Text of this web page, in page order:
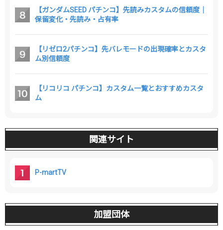
【ガンダムSEED パチンコ】先読みカスタムの信頼度｜
保留変化・先読み・占有率
【リゼロ2パチンコ】先バレモードの出現確率とカスタ
ム別信頼度
【リコリコ パチンコ】カスタム一覧とおすすめカスタ
ム
関連サイト
P-martTV
加盟団体